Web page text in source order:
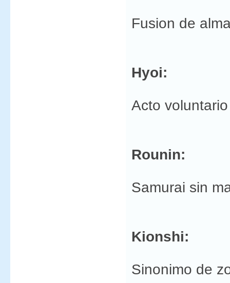
Fusion de
Hyoi:
Acto
Rounin:
Samurai sin
Kionshi:
Sinonimo de